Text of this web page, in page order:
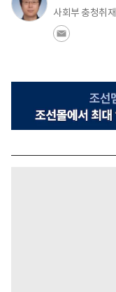
사회부 충청취